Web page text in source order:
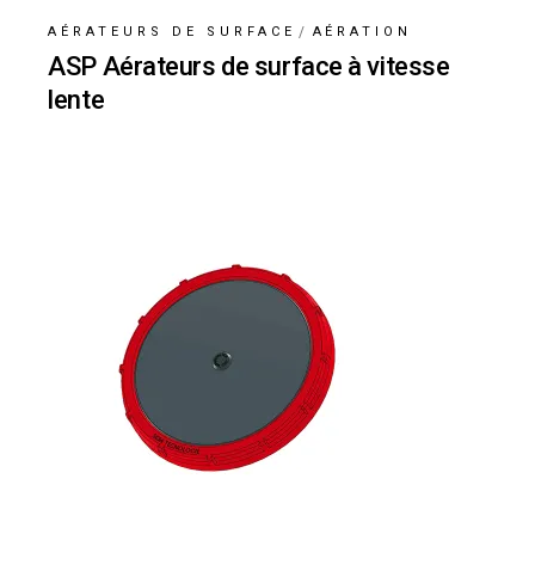
AÉRATEURS DE SURFACE AÉRATION
ASP Aérateurs de surface à vitesse
lente